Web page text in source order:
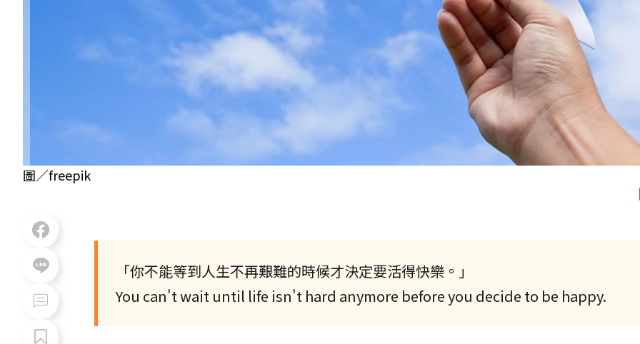
圖／freepik
「你不能等到人生不再艱難的時候才決定要活得快樂。」
You can't wait until life isn't hard anymore before you decide to be happy.